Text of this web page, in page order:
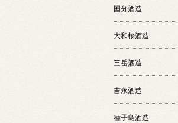
国分酒造
大和桜酒造
三岳酒造
吉永酒造
種子島酒造